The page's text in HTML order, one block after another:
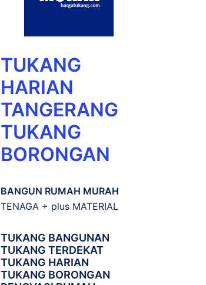
TUKANG
HARIAN
TANGERANG
TUKANG
BORONGAN
BANGUN RUMAH MURAH
TENAGA + plus MATERIAL
TUKANG BANGUNAN
TUKANG TERDEKAT
TUKANG HARIAN
TUKANG BORONGAN